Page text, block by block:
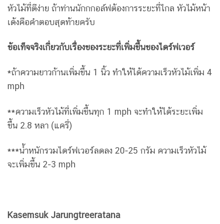
หัวไม้ที่ตีง่าย ถ้าท่านนักกกอล์ฟต้องการระยะที่ไกล หัวไม้หน้า
เด้งคือคำตอบสุดท้ายครับ
ข้อเท็จจริงเกี่ยวกับเรื่องของระยะที่เพิ่มขึ้นของไดร์ฟเวอร์
*ถ้าความยาวก้านเพิ่มขึ้น 1 นิ้ว ทำให้ได้ความเร็วหัวไม้เพิ่ม 4
mph
**ความเร็วหัวไม้ที่เพิ่มขึ้นทุก 1 mph จะทำให้ได้ระยะเพิ่ม
ขึ้น 2.8 หลา (แครี่)
***น้ำหนักรวมไดร์ฟเวอร์ลดลง 20-25 กรัม ความเร็วหัวไม้
จะเพิ่มขึ้น 2-3 mph
Kasemsuk Jarungtreeratana